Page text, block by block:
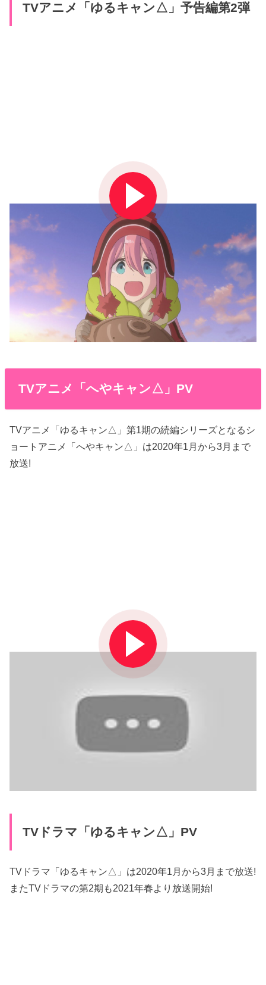
TVアニメ「ゆるキャン△」予告編第2弾
TVアニメ「へやキャン△」PV
TVアニメ「ゆるキャン△」第1期の続編シリーズとなるシ
ョートアニメ「へやキャン△」は2020年1月から3月まで
放送!
TVドラマ「ゆるキャン△」PV
TVドラマ「ゆるキャン△」は2020年1月から3月まで放送!
またTVドラマの第2期も2021年春より放送開始!